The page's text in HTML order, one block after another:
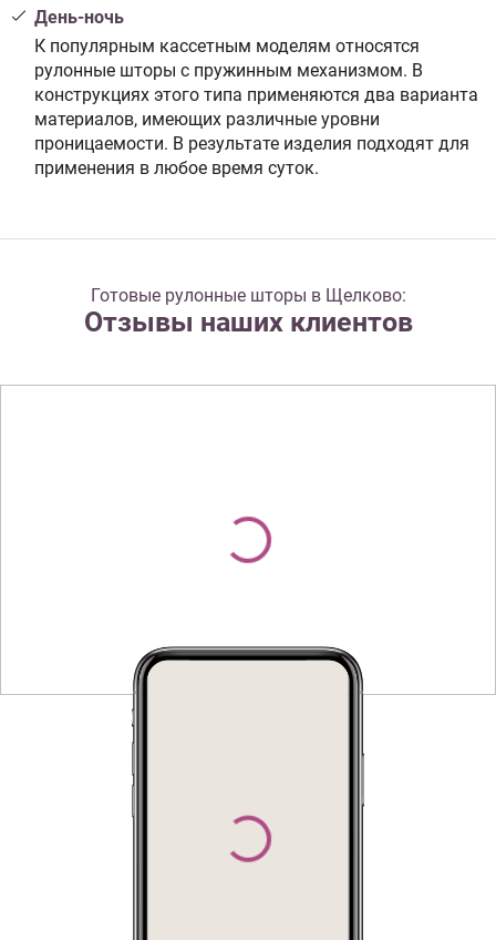
День-ночь
К популярным кассетным моделям относятся
рулонные шторы с пружинным механизмом. В
конструкциях этого типа применяются два варианта
материалов, имеющих различные уровни
проницаемости. В результате изделия подходят для
применения в любое время суток.
Готовые рулонные шторы в Щелково:
Отзывы наших клиентов